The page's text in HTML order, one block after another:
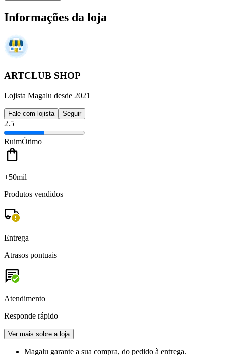
Informações da loja
ARTCLUB SHOP
Lojista Magalu desde 2021
Fale com lojista Seguir
2.5
RuimÓtimo
+50mil
Produtos vendidos
Entrega
Atrasos pontuais
Atendimento
Responde rápido
Ver mais sobre a loja
Magalu garante a sua compra, do pedido à entrega.